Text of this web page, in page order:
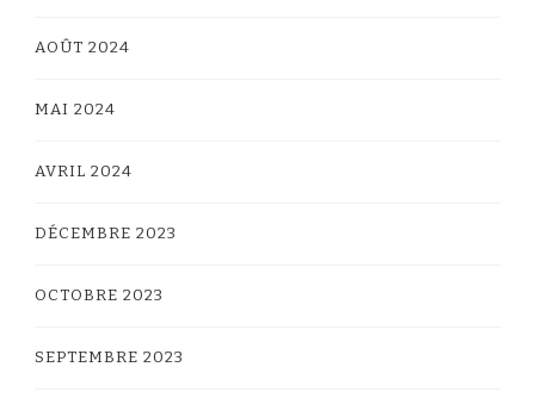
AOÛT 2024
MAI 2024
AVRIL 2024
DÉCEMBRE 2023
OCTOBRE 2023
SEPTEMBRE 2023